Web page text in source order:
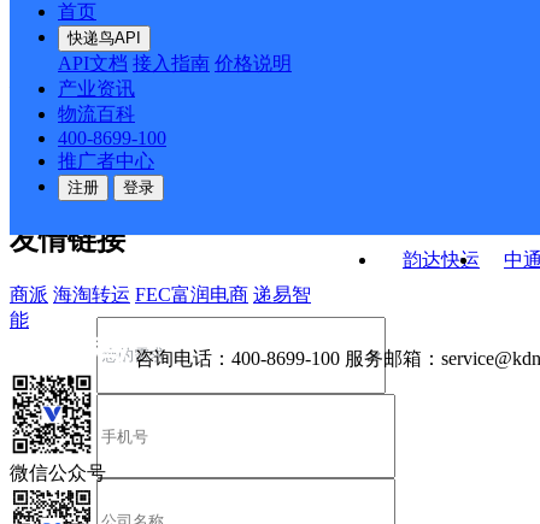
首页
快递鸟API
API文档 接入指南 价格说明
产业资讯
物流百科
400-8699-100
推广者中心
注册 登录
韵达快运
中
API接口 DEMO下载
关于我们
公司介绍 企业动态
合作伙伴 快递鸟接口服务协议
户隐私政策
友情链接
商派 海淘转运 FEC富润电商 递易智
能
咨询电话： 400-8699-100 服务邮箱：
微信公众号